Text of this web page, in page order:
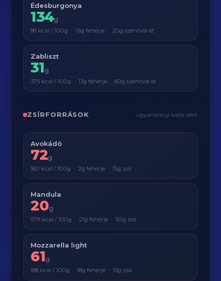
Édesburgonya
134g
86 kcal / 100g · 1.6g fehérje · 20g szénhidrát
Zabliszt
31g
375 kcal / 100g · 13g fehérje · 60g szénhidrát
ZSÍRFORRÁSOK ugyanannyi kalóriáért
Avokádó
72g
160 kcal / 100g · 2g fehérje · 15g zsír
Mandula
20g
579 kcal / 100g · 21g fehérje · 50g zsír
Mozzarella light
61g
188 kcal / 100g · 18g fehérje · 13g zsír